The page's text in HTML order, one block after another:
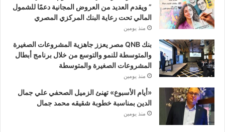
” ويقدم العديد من العروض المجانية دعمًا للشمول
المالي تحت رعاية البنك المركزي المصري
منذ يومين
بنك QNB مصر يعزز جاهزية المشروعات الصغيرة
والمتوسطة للنمو والتوسع من خلال برنامج أبطال
المشروعات الصغيرة والمتوسطة
منذ يومين
«أيام الأسبوع» تهنئ الزميل الصحفي علي جمال
الدين بمناسبة خطوبة شقيقه محمد جمال
منذ يومين